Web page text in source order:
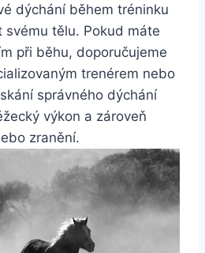
dýchání během tréninku
svému tělu. Pokud máte
při běhu, doporučujeme
trenérem nebo
správného dýchání
výkon a zároveň
zranění.